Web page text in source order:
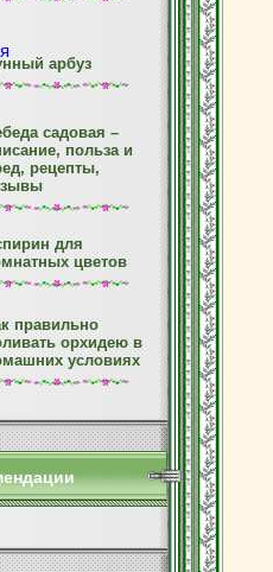
арбуз
садовая –
польза и
рецепты,
для
цветов
правильно
орхидею в
условиях